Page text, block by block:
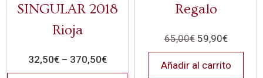
SINGULAR 2018
Rioja
32,50€– 370,50€
Regalo
65,00€ 59,90€
Añadir al carrito